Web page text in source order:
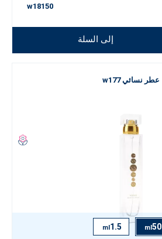
w18150
إلى السلة
عطر نسائي w177
50
ml
1.5
ml